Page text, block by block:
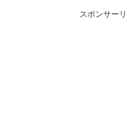
スポンサー